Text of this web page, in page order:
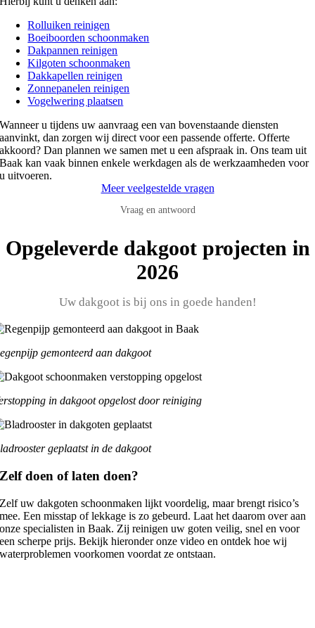
Rolluiken reinigen
Boeiboorden schoonmaken
Dakpannen reinigen
Kilgoten schoonmaken
Dakkapellen reinigen
Zonnepanelen reinigen
Vogelwering plaatsen
Wanneer u tijdens uw aanvraag een van bovenstaande diensten
aanvinkt, dan zorgen wij direct voor een passende offerte. Offerte
akkoord? Dan plannen we samen met u een afspraak in. Ons team uit
Baak kan vaak binnen enkele werkdagen als de werkzaamheden voor
u uitvoeren.
Meer veelgestelde vragen
Vraag en antwoord
Opgeleverde dakgoot projecten in
2026
Uw dakgoot is bij ons in goede handen!
gemonteerd aan dakgoot
in dakgoot opgelost door reiniging
geplaatst in de dakgoot
Zelf doen of laten doen?
Zelf uw dakgoten schoonmaken lijkt voordelig, maar brengt risico’s
mee. Een misstap of lekkage is zo gebeurd. Laat het daarom over aan
onze specialisten in Baak. Zij reinigen uw goten veilig, snel en voor
een scherpe prijs. Bekijk hieronder onze video en ontdek hoe wij
waterproblemen voorkomen voordat ze ontstaan.